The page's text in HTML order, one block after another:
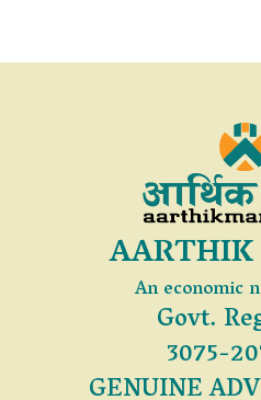
An economic
Govt.
3075-